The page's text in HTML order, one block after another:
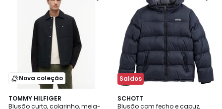
Nova coleção
TOMMY HILFIGER
Blusão curto, colarinho, meia-
Saldos
SCHOTT
Blusão com fecho e capuz,
4,5
/ 5
2